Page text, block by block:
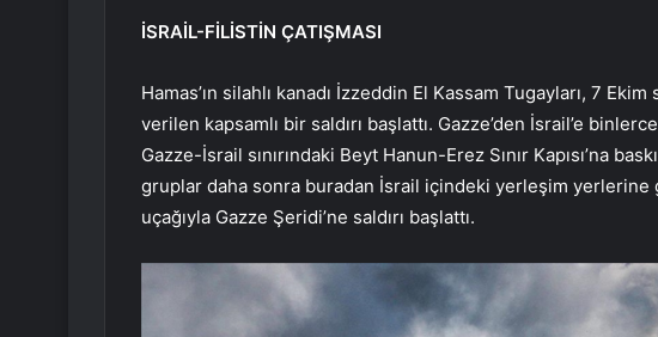
İSRAİL-FİLİSTİN ÇATIŞMASI
Hamas’ın silahlı kanadı İzzeddin El Kassam Tugayları, 7 Ekim
verilen kapsamlı bir saldırı başlattı. Gazze’den İsrail’e
Gazze-İsrail sınırındaki Beyt Hanun-Erez Sınır Kapısı’na
gruplar daha sonra buradan İsrail içindeki yerleşim yerlerine
uçağıyla Gazze Şeridi’ne saldırı başlattı.